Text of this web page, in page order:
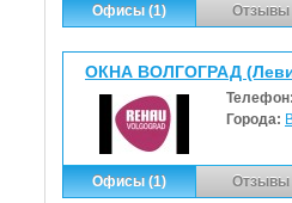
Офисы (1) Отзывы
ОКНА ВОЛГОГРАД
Города:
Офисы (1) Отзывы